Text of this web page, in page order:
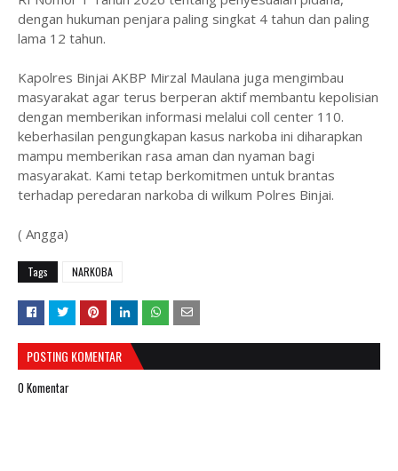
dengan hukuman penjara paling singkat 4 tahun dan paling
lama 12 tahun.
Kapolres Binjai AKBP Mirzal Maulana juga mengimbau
masyarakat agar terus berperan aktif membantu kepolisian
dengan memberikan informasi melalui coll center 110.
keberhasilan pengungkapan kasus narkoba ini diharapkan
mampu memberikan rasa aman dan nyaman bagi
masyarakat. Kami tetap berkomitmen untuk brantas
terhadap peredaran narkoba di wilkum Polres Binjai.
( Angga)
Tags NARKOBA
POSTING KOMENTAR
0 Komentar